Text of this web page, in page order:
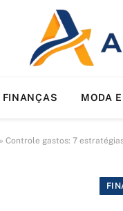
FINANÇAS MODA
» Controle gastos: 7